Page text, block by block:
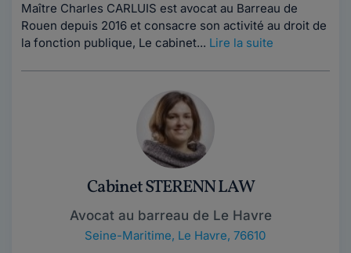
Maître Charles CARLUIS est avocat au Barreau de
Rouen depuis 2016 et consacre son activité au droit de
la fonction publique, Le cabinet... Lire la suite
Cabinet STERENN LAW
Avocat au barreau de Le Havre
Seine-Maritime, Le Havre, 76610